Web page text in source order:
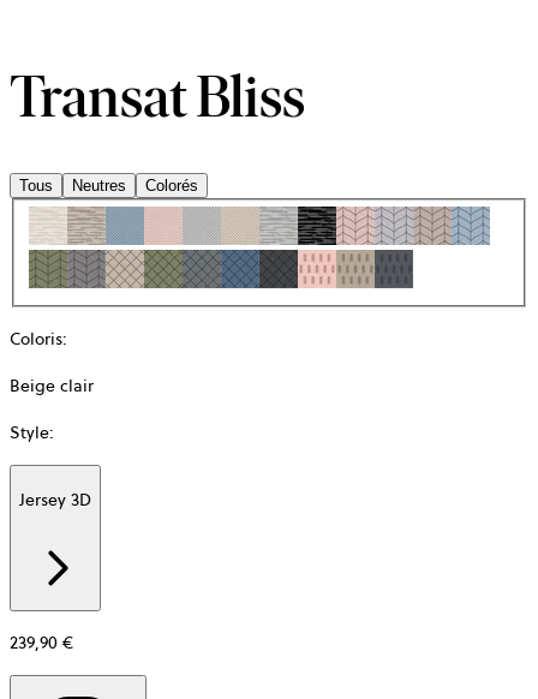
Transat Bliss
Tous Neutres Colorés
Coloris:
Beige clair
Style:
Jersey 3D
239,90 €